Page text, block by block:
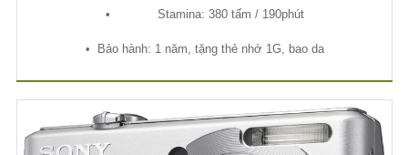
• Stamina: 380 tấm / 190phút
• Bảo hành: 1 năm, tặng thẻnhớ 1G, bao da